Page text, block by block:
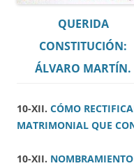
QUERIDA
CONSTITUCIÓN:
ÁLVARO MARTÍN.
10-XII. CÓMO
MATRIMONIAL QUE
10-XII. NOMBRAMIENTO